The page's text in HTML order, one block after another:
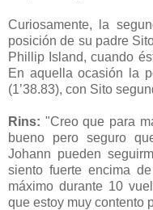
Curiosamente, la
posición de su padre
Phillip Island, cuando
En aquella ocasión la
(1’38.83), con Sito
Rins: "Creo que para
bueno pero seguro
Johann pueden
siento fuerte encima
máximo durante 10
que estoy muy contento